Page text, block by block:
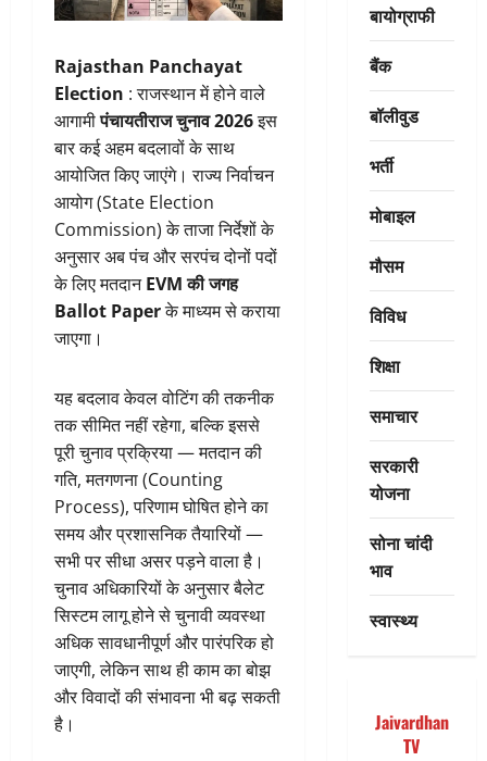
Rajasthan Panchayat
Election : राजस्थान में होने वाले
आगामीपंचायतीराज चुनाव 2026इस
बार कई अहम बदलावों के साथ
आयोजित किए जाएंगे। राज्य निर्वाचन
आयोग (State Election
Commission) के ताजा निर्देशों के
अनुसार अब पंच और सरपंच दोनों पदों
के लिए मतदानEVM की जगह
Ballot Paperके माध्यम से कराया
जाएगा।
यह बदलाव केवल वोटिंग की तकनीक
तक सीमित नहीं रहेगा, बल्कि इससे
पूरी चुनाव प्रक्रिया — मतदान की
गति, मतगणना (Counting
Process), परिणाम घोषित होने का
समय और प्रशासनिक तैयारियों —
सभी पर सीधा असर पड़ने वाला है।
चुनाव अधिकारियों के अनुसार बैलेट
सिस्टम लागू होने से चुनावी व्यवस्था
अधिक सावधानीपूर्ण और पारंपरिक हो
जाएगी, लेकिन साथ ही काम का बोझ
और विवादों की संभावना भी बढ़ सकती
है।
बायोग्राफी
बैंक
बॉलीवुड
भर्ती
मोबाइल
मौसम
विविध
शिक्षा
समाचार
सरकारी
योजना
सोना चांदी
भाव
स्वास्थ्य
Jaivardhan
TV